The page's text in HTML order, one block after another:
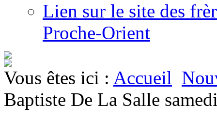
Lien sur le site des
Proche-Orient
Vous êtes ici : Accueil
Baptiste De La Salle